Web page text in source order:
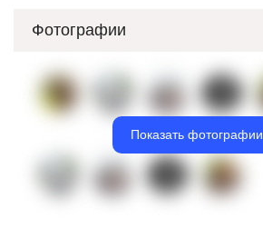
Фотографии
Показать фотографии